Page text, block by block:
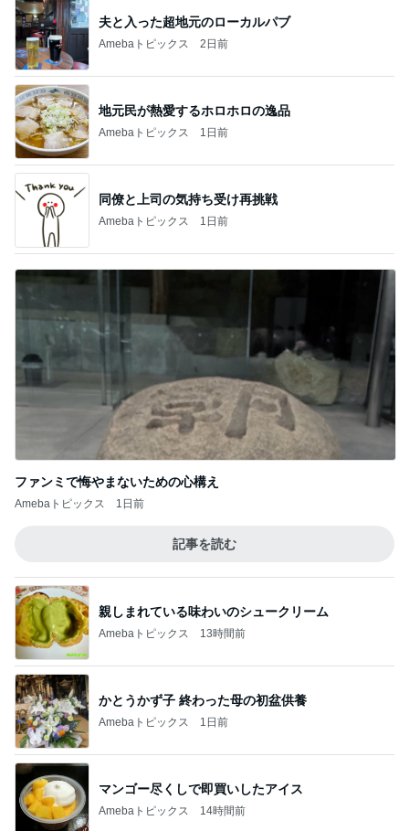
夫と入った超地元のローカルパブ
Amebaトピックス 2日前
地元民が熱愛するホロホロの逸品
Amebaトピックス 1日前
同僚と上司の気持ち受け再挑戦
Amebaトピックス 1日前
ファンミで悔やまないための心構え
Amebaトピックス 1日前
記事を読む
親しまれている味わいのシュークリーム
Amebaトピックス 13時間前
かとうかず子 終わった母の初盆供養
Amebaトピックス 1日前
マンゴー尽くしで即買いしたアイス
Amebaトピックス 14時間前